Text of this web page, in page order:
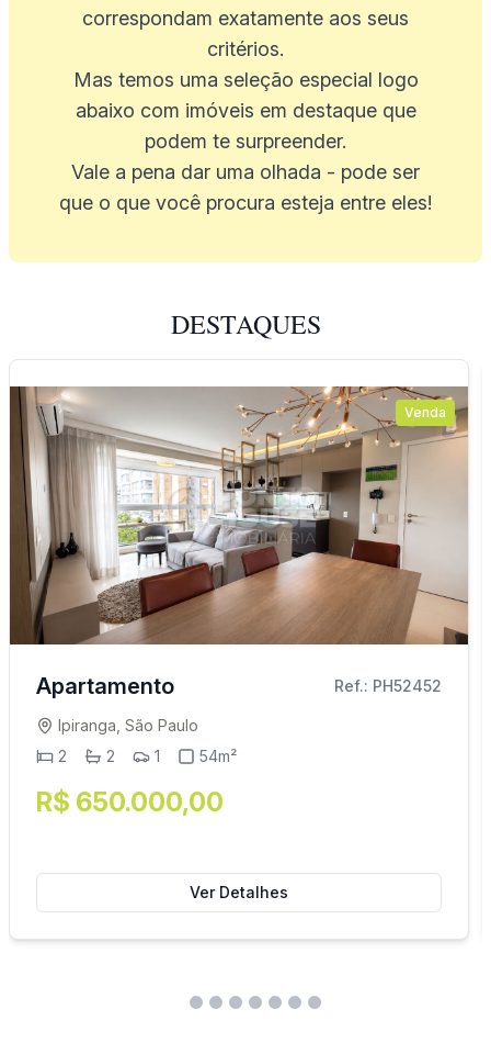
correspondam exatamente aos seus
critérios.
Mas temos uma seleção especial logo
abaixo com imóveis em destaque que
podem te surpreender.
Vale a pena dar uma olhada - pode ser
que o que você procura esteja entre eles!
DESTAQUES
Venda
Apartamento Ref.: PH52452
Ipiranga, São Paulo
2
2 1 54m²
R$ 650.000,00
Ver Detalhes